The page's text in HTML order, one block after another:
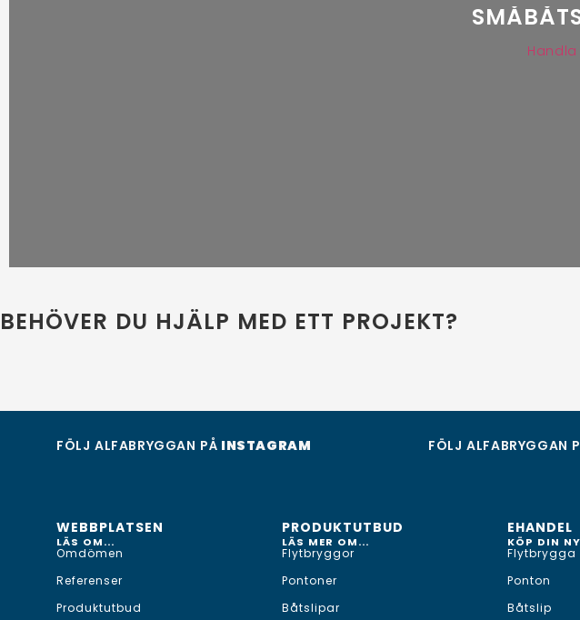
BEHÖVER DU HJÄLP MED ETT PROJEKT?
FÖLJ ALFABRYGGAN PÅ INSTAGRAM FÖLJ ALFABRYGGAN
WEBBPLATSEN
LÄS OM...
Omdömen
Referenser
Produktutbud
PRODUKTUTBUD
LÄS MER OM...
Flytbryggor
Pontoner
Båtslipar
EHANDEL
KÖP DIN
Flytbrygga
Ponton
Båtslip